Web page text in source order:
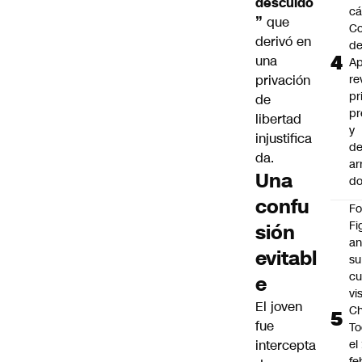
” que
derivó en
una
privación
de
libertad
injustifica
da.
Una
confu
sión
evitabl
e
El joven
fue
intercepta
de
y
su
el